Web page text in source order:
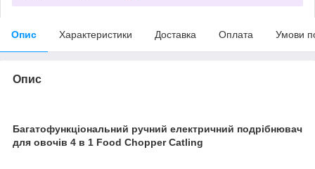
Опис Характеристики Доставка Оплата Умови
Опис
Багатофункціональний ручний електричний подрібнювач
для овочів 4 в 1 Food Chopper Catling